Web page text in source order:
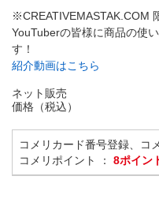
※CREATIVEMASTAK.COM
YouTuberの皆様に商品の使
す！
紹介動画はこちら
ネット販売
価格（税込）
コメリカード番号登録、コ
コメリポイント ： 8ポイン